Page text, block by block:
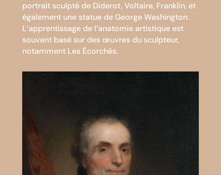
portrait sculpté de Diderot, Voltaire, Franklin, et
également une statue de George Washington.
L’apprentissage de l’anatomie artistique est
souvent basé sur des œuvres du sculpteur,
notamment Les Écorchés.